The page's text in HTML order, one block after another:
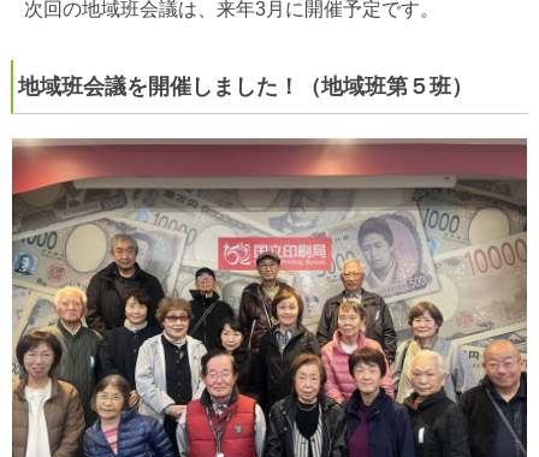
次回の地域班会議は、来年3月に開催予定です。
地域班会議を開催しました！（地域班第５班）